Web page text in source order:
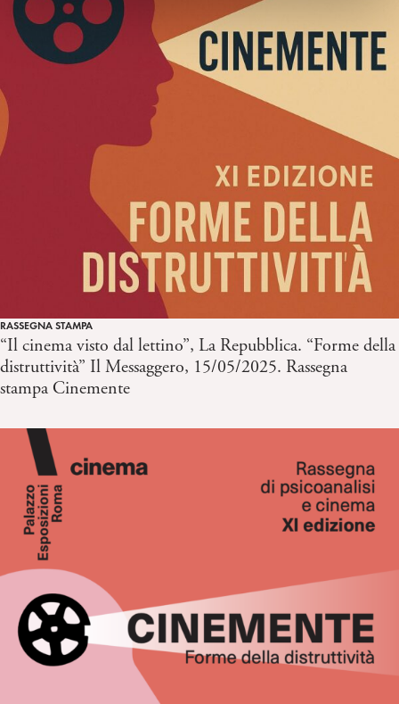
RASSEGNA STAMPA
“Il cinema visto dal lettino”, La Repubblica. “Forme della
distruttività” Il Messaggero, 15/05/2025. Rassegna
stampa Cinemente